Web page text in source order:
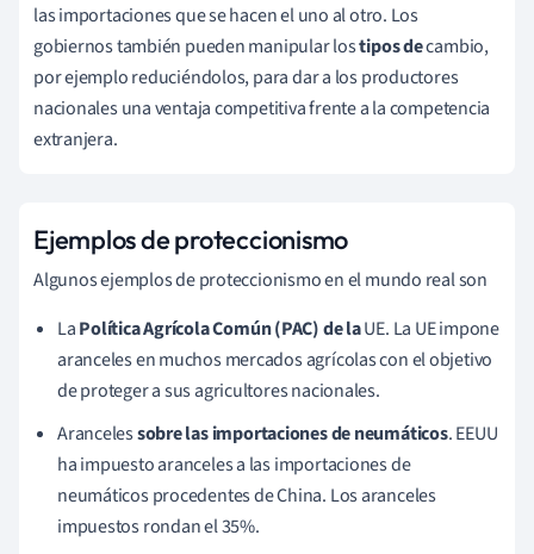
las importaciones que se hacen el uno al otro. Los
gobiernos también pueden manipular lostipos decambio,
por ejemplo reduciéndolos, para dar a los productores
nacionales una ventaja competitiva frente a la competencia
extranjera.
Ejemplos de proteccionismo
Algunos ejemplos de proteccionismo en el mundo real son
LaPolítica Agrícola Común (PAC) de laUE. La UE impone
aranceles en muchos mercados agrícolas con el objetivo
de proteger a sus agricultores nacionales.
Arancelessobre las importaciones de neumáticos. EEUU
ha impuesto aranceles a las importaciones de
neumáticos procedentes de China. Los aranceles
impuestos rondan el 35%.